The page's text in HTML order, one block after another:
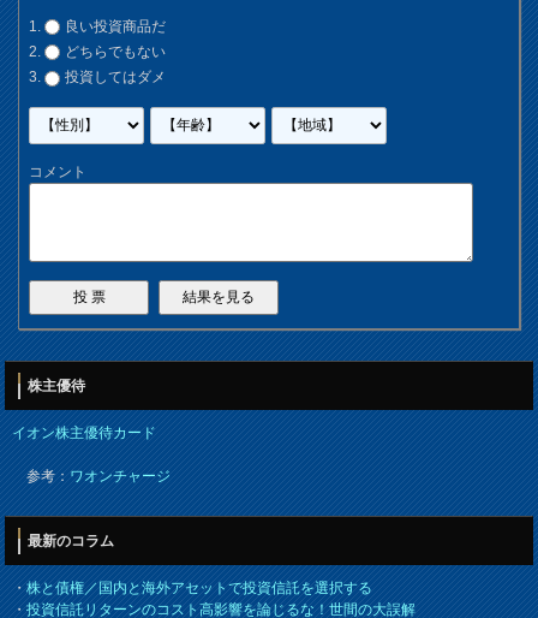
良い投資商品だ
どちらでもない
投資してはダメ
コメント
株主優待
イオン株主優待カード
参考：ワオンチャージ
最新のコラム
・株と債権／国内と海外アセットで投資信託を選択する
・投資信託リターンのコスト高影響を論じるな！世間の大誤解